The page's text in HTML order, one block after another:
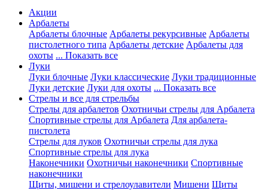
Акции
Арбалеты
Арбалеты блочные Арбалеты рекурсивные Арбалеты
пистолетного типа Арбалеты детские Арбалеты для
охоты ... Показать все
Луки
Луки блочные Луки классические Луки традиционные
Луки детские Луки для охоты ... Показать все
Стрелы и все для стрельбы
Стрелы для арбалетов Охотничьи стрелы для Арбалета
Спортивные стрелы для Арбалета Для арбалета-
пистолета
Стрелы для луков Охотничьи стрелы для лука
Спортивные стрелы для лука
Наконечники Охотничьи наконечники Спортивные
наконечники
Щиты, мишени и стрелоулавители Мишени Щиты